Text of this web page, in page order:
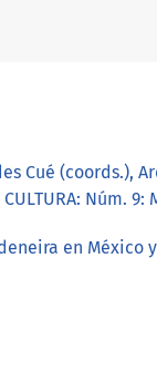
Cué (coords.),
CULTURA: Núm.
en México